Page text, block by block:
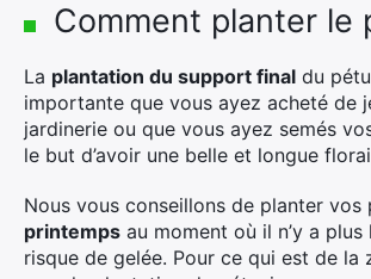
Comment planter le
La plantation du support final du
importante que vous ayez acheté de
jardinerie ou que vous ayez semés
le but d’avoir une belle et longue
Nous vous conseillons de planter vos
printemps au moment où il n’y a
risque de gelée. Pour ce qui est de la